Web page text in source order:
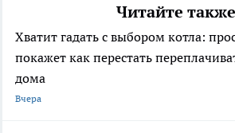
Читайте
Хватит гадать с выбором котла:
покажет как перестать
дома
Вчера